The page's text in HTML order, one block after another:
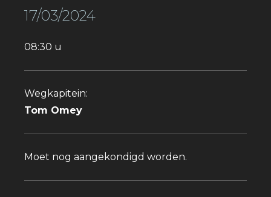
17/03/2024
08:30 u
Wegkapitein:
Tom Omey
Moet nog aangekondigd worden.